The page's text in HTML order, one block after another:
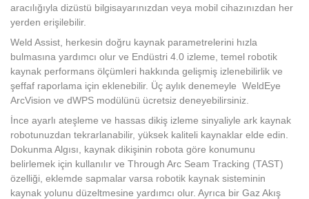
aracılığıyla dizüstü bilgisayarınızdan veya mobil cihazınızdan her
yerden erişilebilir.
Weld Assist, herkesin doğru kaynak parametrelerini hızla
bulmasına yardımcı olur ve Endüstri 4.0 izleme, temel robotik
kaynak performans ölçümleri hakkında gelişmiş izlenebilirlik ve
şeffaf raporlama için eklenebilir. Üç aylık denemeyle WeldEye
ArcVision ve dWPS modülünü ücretsiz deneyebilirsiniz.
İnce ayarlı ateşleme ve hassas dikiş izleme sinyaliyle ark kaynak
robotunuzdan tekrarlanabilir, yüksek kaliteli kaynaklar elde edin.
Dokunma Algısı, kaynak dikişinin robota göre konumunu
belirlemek için kullanılır ve Through Arc Seam Tracking (TAST)
özelliği, eklemde sapmalar varsa robotik kaynak sisteminin
kaynak yolunu düzeltmesine yardımcı olur. Ayrıca bir Gaz Akış